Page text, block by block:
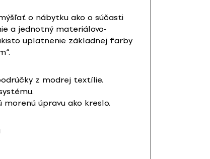
o nábytku ako o súčasti
a jednotný materiálovo-
uplatnenie základnej farby
z modrej textílie.
úpravu ako kreslo.